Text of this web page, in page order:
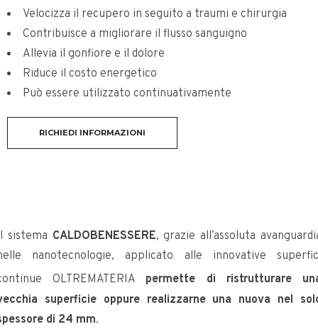
Velocizza il recupero in seguito a traumi e chirurgia
Contribuisce a migliorare il flusso sanguigno
Allevia il gonfiore e il dolore
Riduce il costo energetico
Può essere utilizzato continuativamente
RICHIEDI INFORMAZIONI
sistema CALDOBENESSERE, grazie all’assoluta
nanotecnologie, applicato alle innovative
OLTREMATERIA
permette di ristrutturare
superficie oppure realizzarne una nuova nel
di 24 mm.